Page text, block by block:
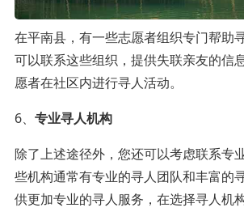
在平南县，有一些志愿者组织专门帮助
可以联系这些组织，提供失联亲友的信
愿者在社区内进行寻人活动。
6、 专业寻人机构
除了上述途径外，您还可以考虑联系专
些机构通常有专业的寻人团队和丰富的
供更加专业的寻人服务，在选择寻人机